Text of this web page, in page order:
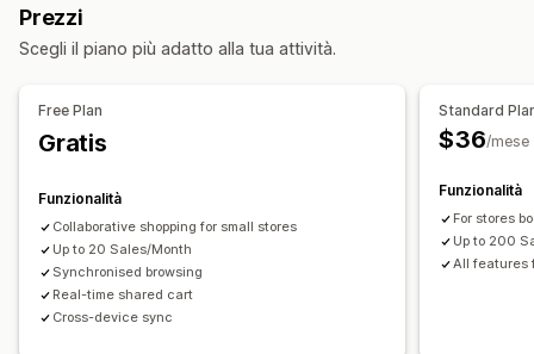
Prezzi
Scegli il piano più adatto alla tua attività.
Free Plan
Gratis
Funzionalità
Collaborative shopping for small stores
Up to 20 Sales/Month
Synchronised browsing
Real-time shared cart
Cross-device sync
Standard
$36/mese
Funzionalità
For stores
Up to 200
All features